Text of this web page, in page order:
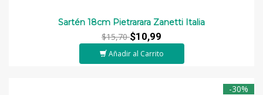
Sartén 18cm Pietrarara Zanetti Italia
$15,70$10,99
Añadir al Carrito
-30%